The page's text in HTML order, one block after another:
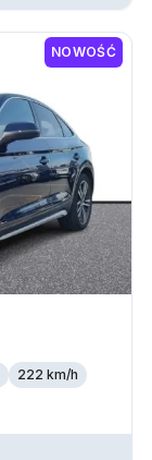
NOWOŚĆ
222 km/h